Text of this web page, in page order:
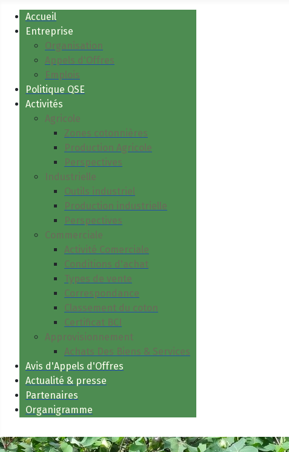
Accueil
Entreprise
Organisation
Appels d'Offres
Emplois
Politique QSE
Activités
Agricole
Zones cotonnières
Production Agricole
Perspectives
Industrielle
Outils industriel
Production industrielle
Perspectives
Commerciale
Activité Comerciale
Conditions d'achat
Types de vente
Correspondance
Classement du coton
Certificat BCI
Approvisionnement
Achats Des Biens & Services
Avis d'Appels d'Offres
Actualité & presse
Partenaires
Organigramme